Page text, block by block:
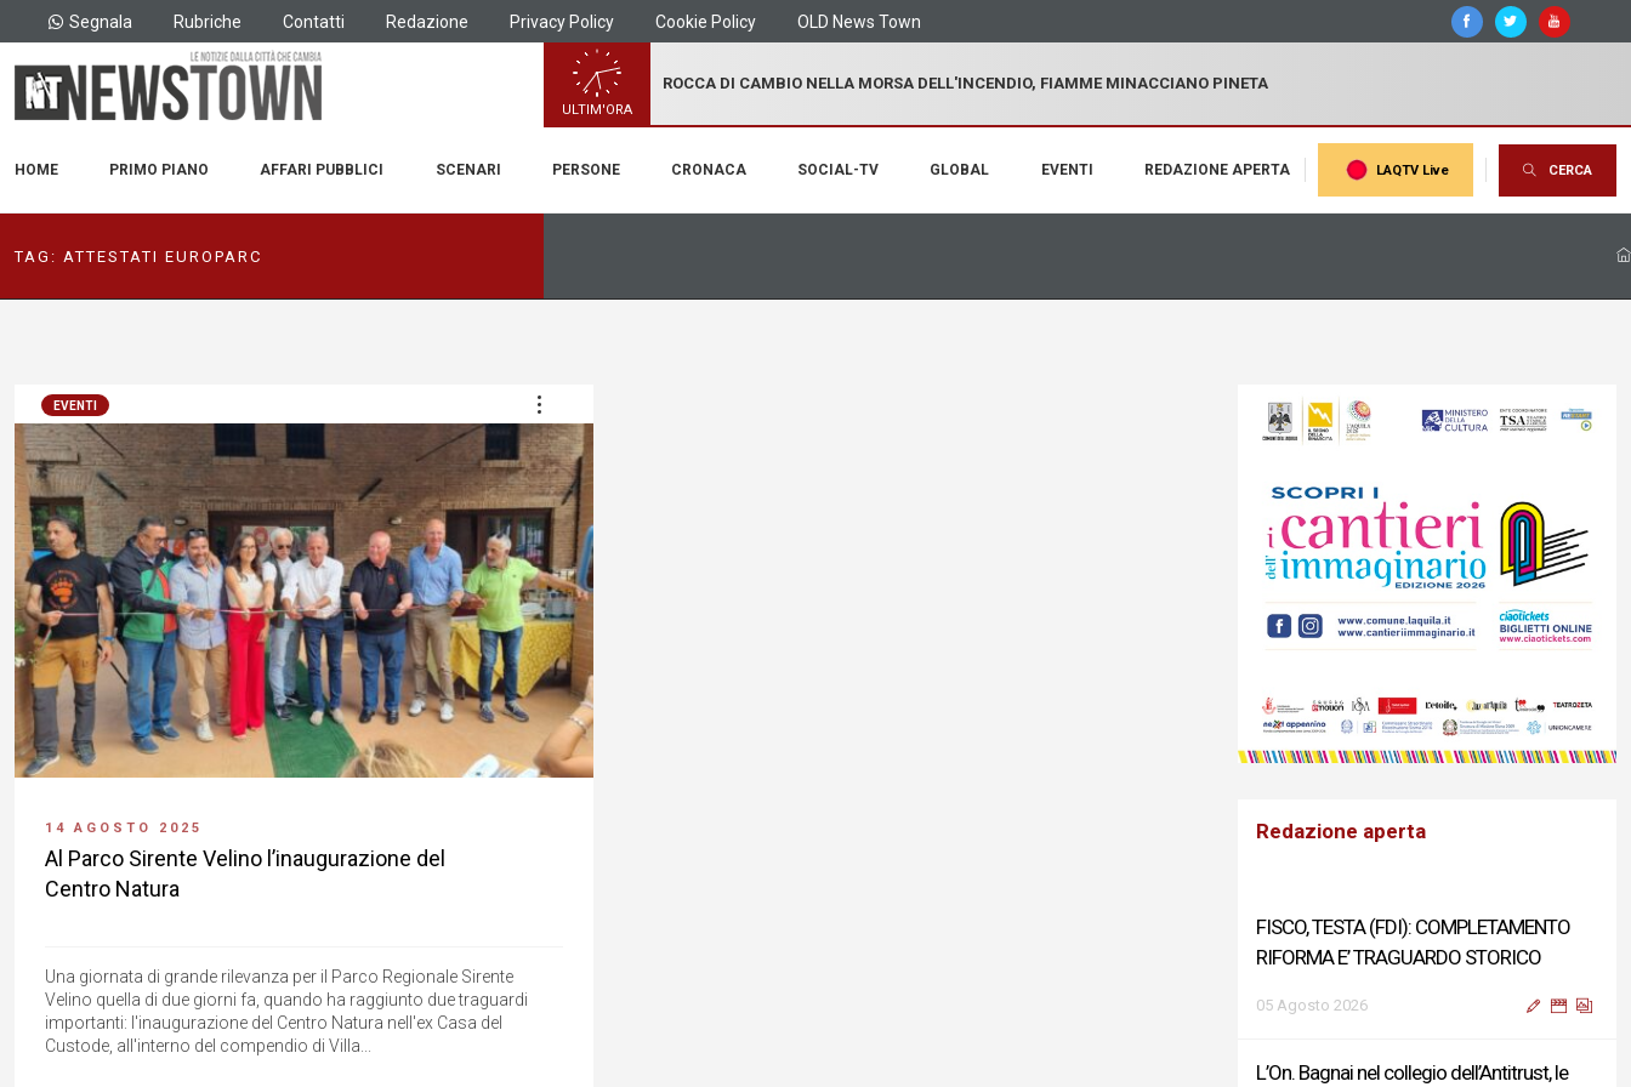
Segnala Rubriche Contatti Redazione Privacy Policy Cookie Policy OLD News Town
ULTIM'ORA
ROCCA DI CAMBIO NELLA MORSA DELL'INCENDIO, FIAMME MINACCIANO PINETA
HOME PRIMO PIANO AFFARI PUBBLICI SCENARI PERSONE CRONACA SOCIAL-TV GLOBAL EVENTI REDAZIONE APERTA LAQTV Live CERCA
TAG: ATTESTATI EUROPARC
EVENTI
14 AGOSTO 2025
Al Parco Sirente Velino l’inaugurazione del
Centro Natura
Una giornata di grande rilevanza per il Parco Regionale Sirente
Velino quella di due giorni fa, quando ha raggiunto due traguardi
importanti: l'inaugurazione del Centro Natura nell'ex Casa del
Custode, all'interno del compendio di Villa...
Redazione aperta
FISCO, TESTA (FDI): COMPLETAMENTO
RIFORMA E’ TRAGUARDO STORICO
05 Agosto 2026
L’On. Bagnai nel collegio dell’Antitrust, le